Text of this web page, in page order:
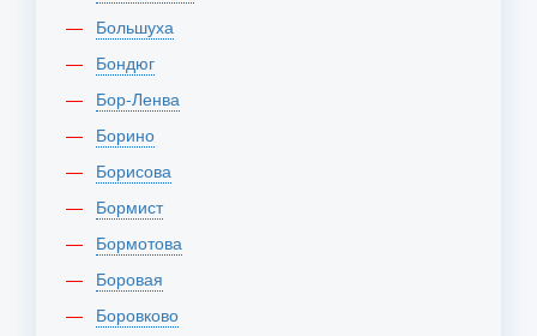
Большуха
Бондюг
Бор-Ленва
Борино
Борисова
Бормист
Бормотова
Боровая
Боровково